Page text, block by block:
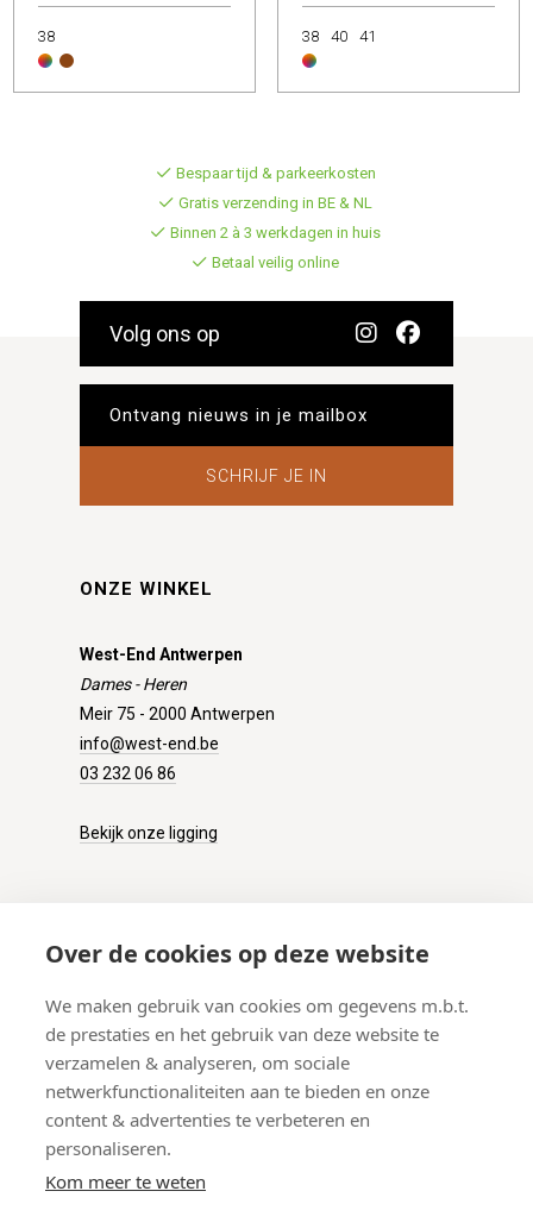
Over de cookies op deze website
We maken gebruik van cookies om gegevens m.b.t.
de prestaties en het gebruik van deze website te
verzamelen & analyseren, om sociale
netwerkfunctionaliteiten aan te bieden en onze
content & advertenties te verbeteren en
personaliseren.
Kom meer te weten
38 38 40 41
Bespaar tijd & parkeerkosten
Gratis verzending in BE & NL
Binnen 2 à 3 werkdagen in huis
Betaal veilig online
Volg ons op
SCHRIJF JE IN
ONZE WINKEL
West-End Antwerpen
Dames - Heren
Meir 75 - 2000 Antwerpen
info@west-end.be
03 232 06 86
Bekijk onze ligging
Verzenden
Retourneren
Betalen
Veelgestelde vragen